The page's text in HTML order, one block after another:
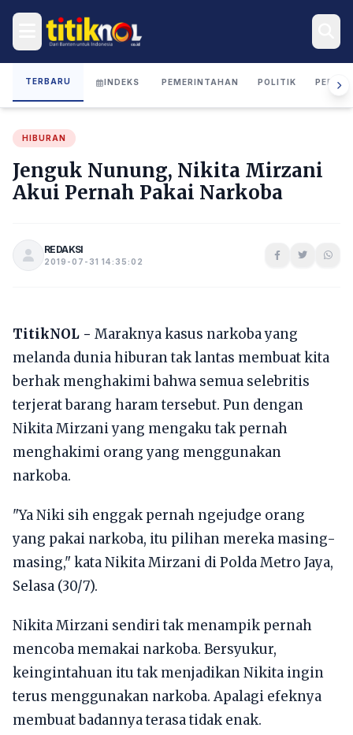
TERBARU INDEKS PEMERINTAHAN POLITIK
HIBURAN
Jenguk Nunung, Nikita Mirzani
Akui Pernah Pakai Narkoba
REDAKSI
2019-07-31 14:35:02
TitikNOL - Maraknya kasus narkoba yang
melanda dunia hiburan tak lantas membuat kita
berhak menghakimi bahwa semua selebritis
terjerat barang haram tersebut. Pun dengan
Nikita Mirzani yang mengaku tak pernah
menghakimi orang yang menggunakan
narkoba.
"Ya Niki sih enggak pernah ngejudge orang
yang pakai narkoba, itu pilihan mereka masing-
masing," kata Nikita Mirzani di Polda Metro Jaya,
Selasa (30/7).
Nikita Mirzani sendiri tak menampik pernah
mencoba memakai narkoba. Bersyukur,
keingintahuan itu tak menjadikan Nikita ingin
terus menggunakan narkoba. Apalagi efeknya
membuat badannya terasa tidak enak.